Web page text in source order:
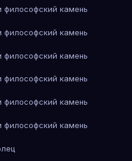
философский камень
философский камень
философский камень
философский камень
философский камень
философский камень